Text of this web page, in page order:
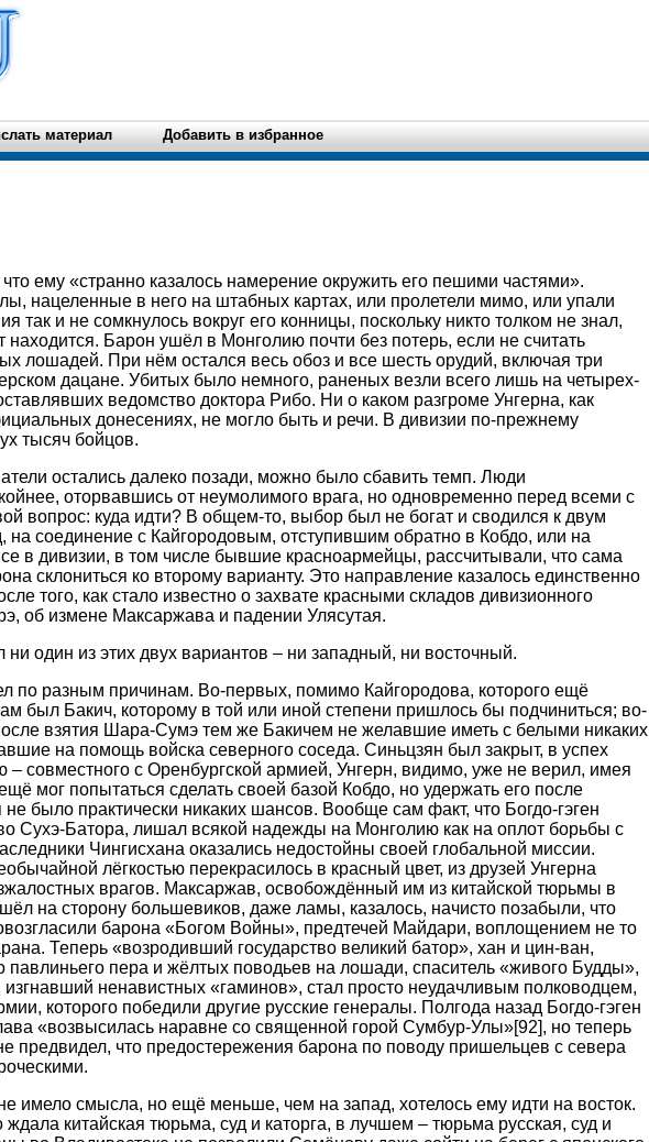
материал Добавить в избранное
ему «странно казалось намерение окружить его пешими частями».
нацеленные в него на штабных картах, или пролетели мимо, или упали
так и не сомкнулось вокруг его конницы, поскольку никто толком не знал,
Барон ушёл в Монголию почти без потерь, если не считать
лошадей. При нём остался весь обоз и все шесть орудий, включая три
дацане. Убитых было немного, раненых везли всего лишь на четырех-
ведомство доктора Рибо. Ни о каком разгроме Унгерна, как
донесениях, не могло быть и речи. В дивизии по-прежнему
тысяч бойцов.
остались далеко позади, можно было сбавить темп. Люди
оторвавшись от неумолимого врага, но одновременно перед всеми с
вопрос: куда идти? В общем-то, выбор был не богат и сводился к двум
на соединение с Кайгородовым, отступившим обратно в Кобдо, или на
в дивизии, в том числе бывшие красноармейцы, рассчитывали, что сама
склониться ко второму варианту. Это направление казалось единственно
того, как стало известно о захвате красными складов дивизионного
об измене Максаржава и падении Улясутая.
ни один из этих двух вариантов – ни западный, ни восточный.
по разным причинам. Во-первых, помимо Кайгородова, которого ещё
был Бакич, которому в той или иной степени пришлось бы подчиниться; во-
взятия Шара-Сумэ тем же Бакичем не желавшие иметь с белыми никаких
на помощь войска северного соседа. Синьцзян был закрыт, в успех
– совместного с Оренбургской армией, Унгерн, видимо, уже не верил, имея
мог попытаться сделать своей базой Кобдо, но удержать его после
не было практически никаких шансов. Вообще сам факт, что Богдо-гэген
Сухэ-Батора, лишал всякой надежды на Монголию как на оплот борьбы с
Чингисхана оказались недостойны своей глобальной миссии.
лёгкостью перекрасилось в красный цвет, из друзей Унгерна
врагов. Максаржав, освобождённый им из китайской тюрьмы в
на сторону большевиков, даже ламы, казалось, начисто позабыли, что
барона «Богом Войны», предтечей Майдари, воплощением не то
Теперь «возродивший государство великий батор», хан и цин-ван,
павлиньего пера и жёлтых поводьев на лошади, спаситель «живого Будды»,
ненавистных «гаминов», стал просто неудачливым полководцем,
которого победили другие русские генералы. Полгода назад Богдо-гэген
«возвысилась наравне со священной горой Сумбур-Улы»[92], но теперь
предвидел, что предостережения барона по поводу пришельцев с севера
имело смысла, но ещё меньше, чем на запад, хотелось ему идти на восток.
китайская тюрьма, суд и каторга, в лучшем – тюрьма русская, суд и